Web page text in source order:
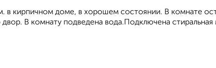
в кирпичном доме, в хорошем состоянии. В комнате
В комнату подведена вода.Подключена